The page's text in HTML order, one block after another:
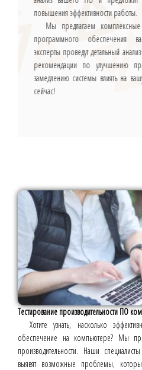
повышения эффективности работы.
Мы предлагаем
программного обеспечения
эксперты проведут детальный
рекомендации по улучшению
замедлению системы влиять на
сейчас!
Тестирование производительности ПО
Хотите узнать, насколько
обеспечение на компьютере? Мы
производительности. Наши
выявят возможные проблемы,